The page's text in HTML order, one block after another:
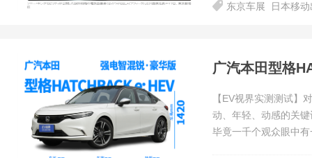
东京车展 日本移
【EV视界实测测试】
动、年轻、动感的关
毕竟一千个观众眼中